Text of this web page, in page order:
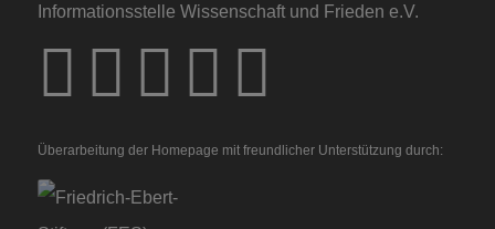
Informationsstelle Wissenschaft und Frieden e.V.
Überarbeitung der Homepage mit freundlicher Unterstützung durch: